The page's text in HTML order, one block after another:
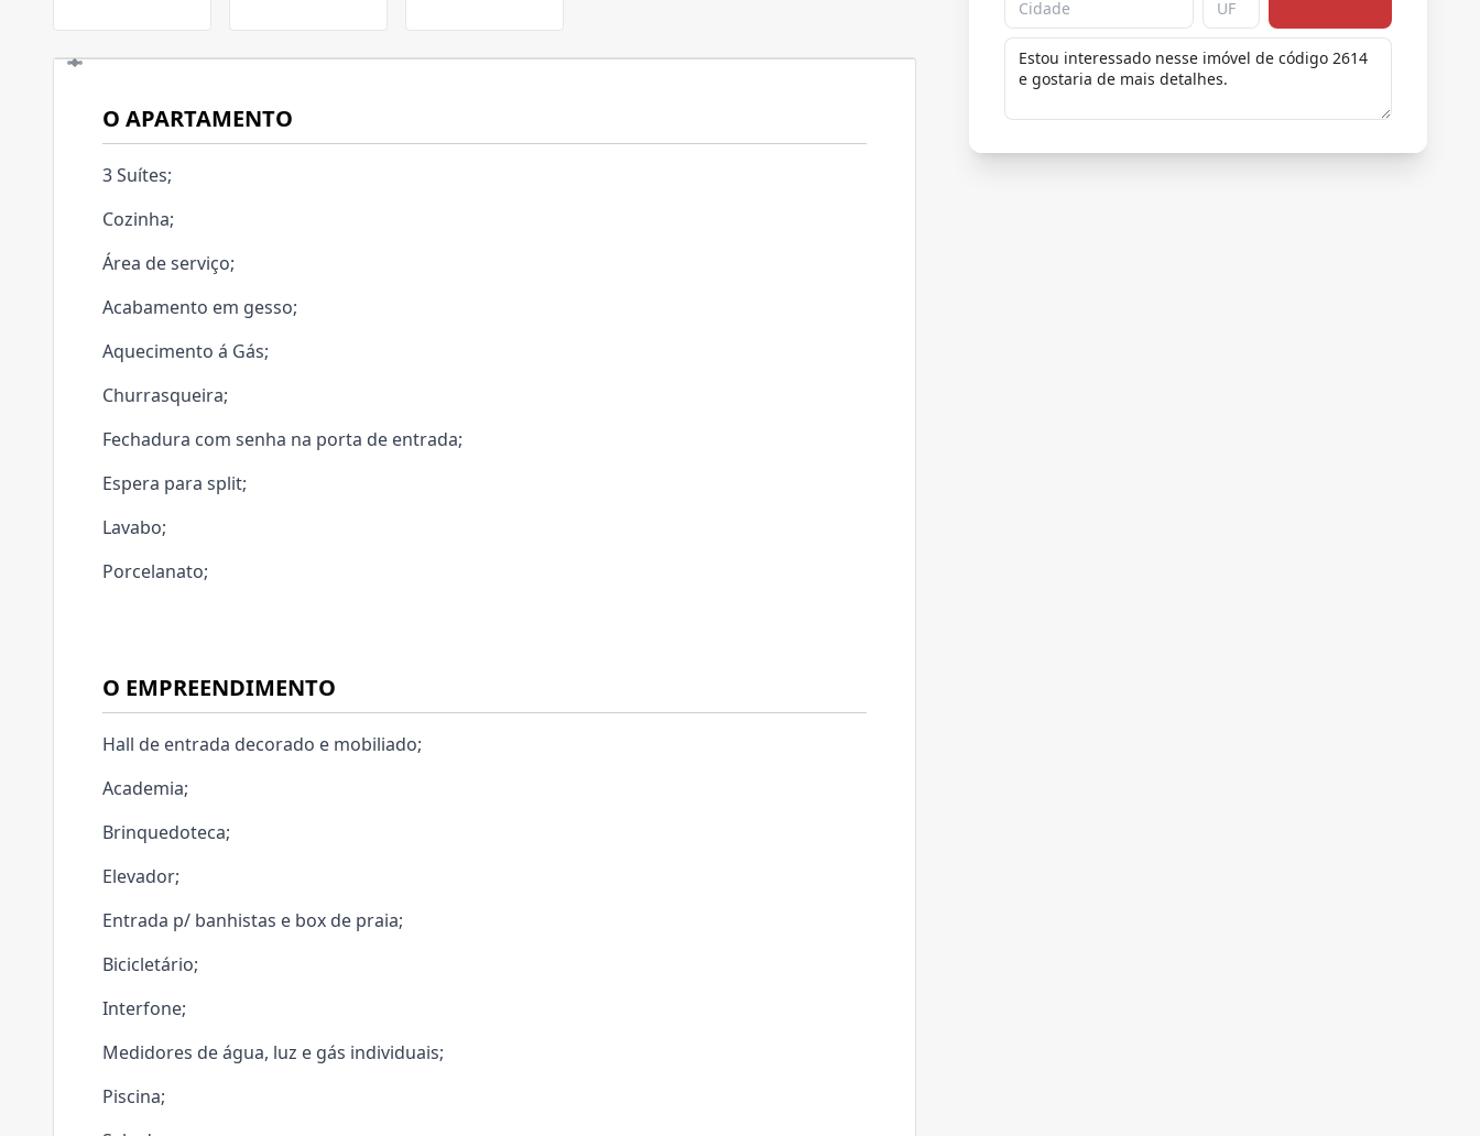
O APARTAMENTO
3 Suítes;
Cozinha;
Área de serviço;
Acabamento em gesso;
Aquecimento á Gás;
Churrasqueira;
Fechadura com senha na porta de entrada;
Espera para split;
Lavabo;
Porcelanato;
O EMPREENDIMENTO
Hall de entrada decorado e mobiliado;
Academia;
Brinquedoteca;
Elevador;
Entrada p/ banhistas e box de praia;
Bicicletário;
Interfone;
Medidores de água, luz e gás individuais;
Piscina;